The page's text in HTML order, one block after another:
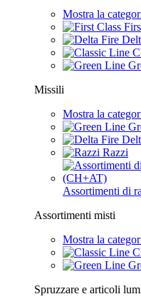
Mostra la
Missili
Mostra la
Razzi
Assortimenti di
Assortimenti misti
Mostra la
Spruzzare e articoli